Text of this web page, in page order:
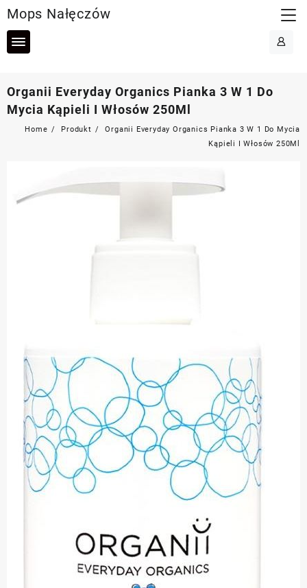
to
content
Mops Nałęczów
Organii Everyday Organics Pianka 3 W 1 Do
Mycia Kąpieli I Włosów 250Ml
Home Produkt
Organii Everyday Organics Pianka 3 W 1 Do Mycia
Kąpieli I Włosów 250Ml